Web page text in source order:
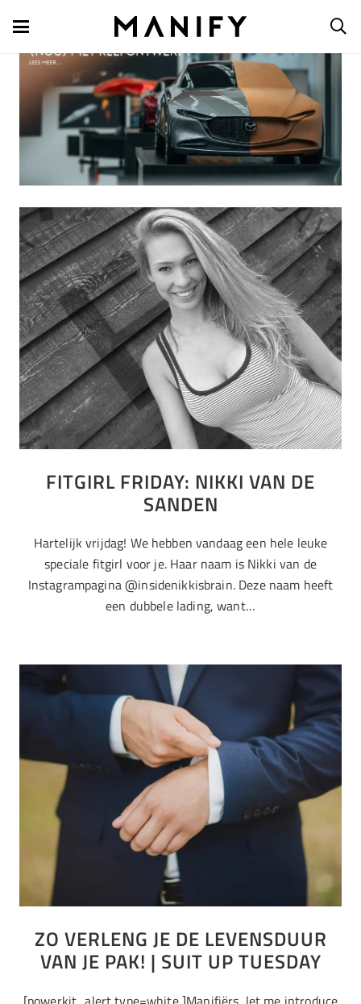
FITGIRL FRIDAY: NIKKI VAN DE
SANDEN
Hartelijk vrijdag! We hebben vandaag een hele leuke
speciale fitgirl voor je. Haar naam is Nikki van de
Instagrampagina @insidenikkisbrain. Deze naam heeft
een dubbele lading, want…
ZO VERLENG JE DE LEVENSDUUR
VAN JE PAK! | SUIT UP TUESDAY